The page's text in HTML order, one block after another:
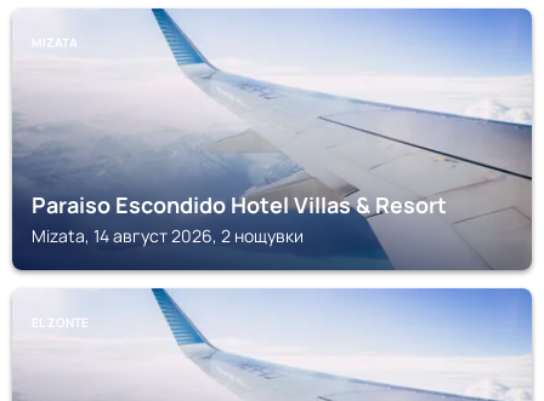
MIZATA
Paraiso Escondido Hotel Villas & Resort
Mizata, 14 август 2026, 2 нощувки
EL ZONTE